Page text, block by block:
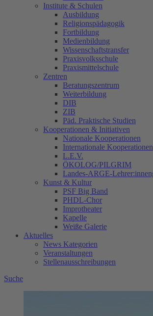
Institute & Schulen
Ausbildung
Religionspädagogik
Fortbildung
Medienbildung
Wissenschaftstransfer
Praxisvolksschule
Praxismittelschule
Zentren
Beratungszentrum
Weiterbildung
DIB
ZIB
Päd. Praktische Studien
Kooperationen & Initiativen
Nationale Kooperationen
Internationale Kooperationen
L.E.V.
ÖKOLOG/PILGRIM
Landes-ARGE-
Kunst & Kultur
PSF Big Band
PHDL-Chor
Improtheater
Kapelle
Weiße Galerie
Aktuelles
News Kategorien
Veranstaltungen
Stellenausschreibungen
Suche